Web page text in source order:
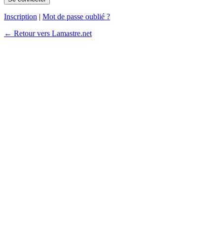
Inscription | Mot de passe oublié ?
← Retour vers Lamastre.net